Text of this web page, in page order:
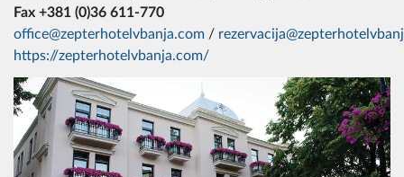
Fax +381 (0)36 611-770
office@zepterhotelvbanja.com /
https://zepterhotelvbanja.com/